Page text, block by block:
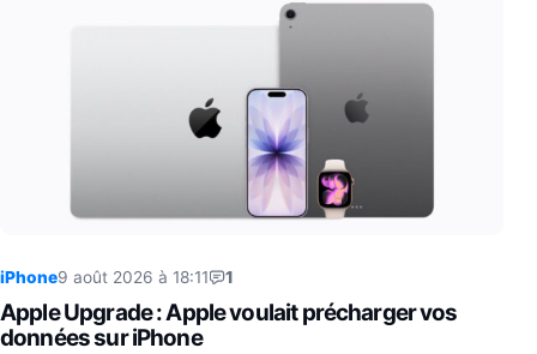
iPhone9 août 2026 à 18:11 1
Apple Upgrade : Apple voulait précharger vos
données sur iPhone